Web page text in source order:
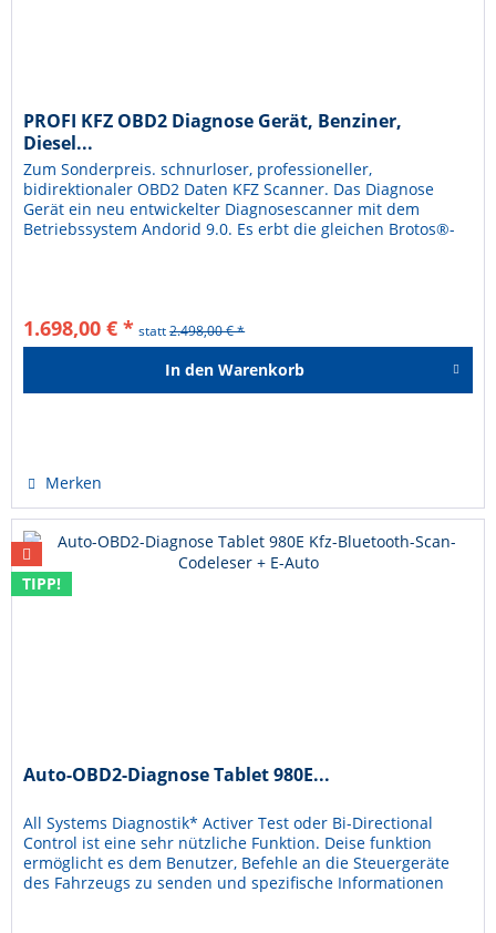
PROFI KFZ OBD2 Diagnose Gerät, Benziner,
Diesel...
Zum Sonderpreis. schnurloser, professioneller,
bidirektionaler OBD2 Daten KFZ Scanner. Das Diagnose
Gerät ein neu entwickelter Diagnosescanner mit dem
Betriebssystem Andorid 9.0. Es erbt die gleichen Brotos®-
1.698,00 € * statt2.498,00 € *
In den Warenkorb
Merken
TIPP!
Auto-OBD2-Diagnose Tablet 980E...
All Systems Diagnostik* Activer Test oder Bi-Directional
Control ist eine sehr nützliche Funktion. Deise funktion
ermöglicht es dem Benutzer, Befehle an die Steuergeräte
des Fahrzeugs zu senden und spezifische Informationen